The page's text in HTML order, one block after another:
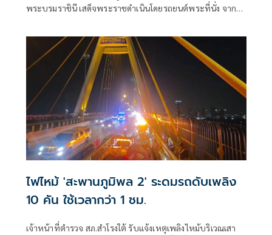
พระบรมราชินี เสด็จพระราชดำเนินโดยรถยนต์พระที่นั่ง จาก
ไปยังหอคำ (ทำเนียบประธานประเทศ) เมื่อเสด็จ
พระราชดำเนินถึง
ไฟไหม้ 'สะพานภูมิพล 2' ระดมรถดับเพลิง
10 คัน ใช้เวลากว่า 1 ชม.
เจ้าหน้าที่ตำรวจ สภ.สำโรงใต้ รับแจ้งเหตุเพลิงไหม้บริเวณเสา